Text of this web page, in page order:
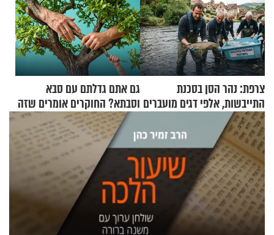
צרפת: נהר הסן בסכנת
התייבשות, אלפי דגים מועברים
במבצעי חילוץ
גם אתם גדלתם עם סבא
וסבתא? החוקרים אומרים שזה
מתכון מנצח